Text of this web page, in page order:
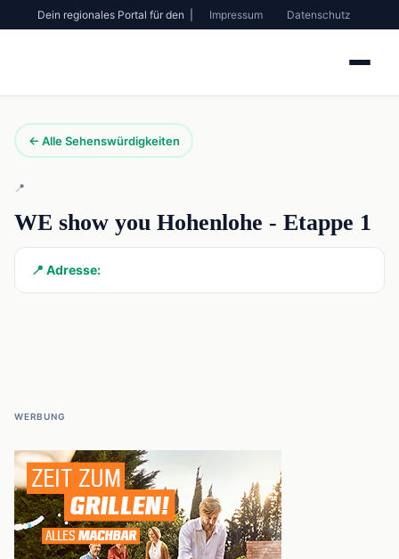
Dein regionales Portal für den | Impressum Datenschutz
← Alle Sehenswürdigkeiten
📍
WE show you Hohenlohe - Etappe 1
📍 Adresse:
WERBUNG